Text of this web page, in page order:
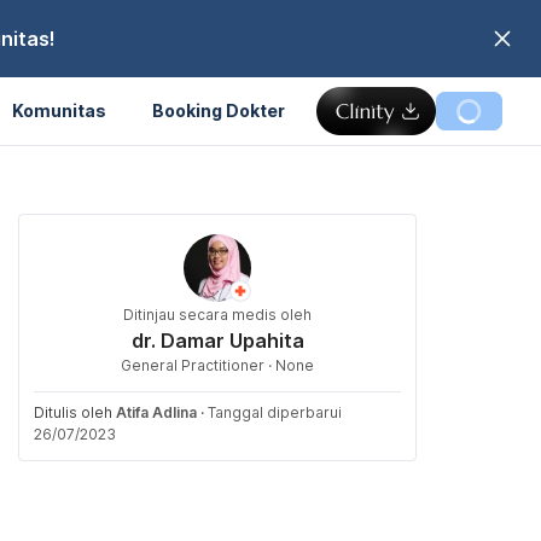
Komunitas Booking Dokter
Ditinjau secara medis oleh
dr. Damar Upahita
General Practitioner · None
Ditulis oleh Atifa Adlina · Tanggal diperbarui
26/07/2023